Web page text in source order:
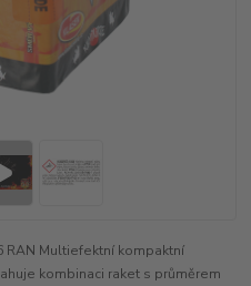
RAN Multiefektní kompaktní
kombinaci raket s průměrem